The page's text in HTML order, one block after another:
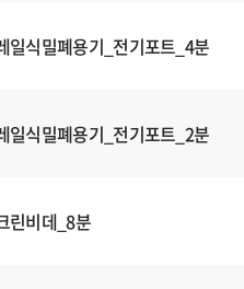
일식밀폐용기_전기포트_4분
일식밀폐용기_전기포트_2분
린비데_8분